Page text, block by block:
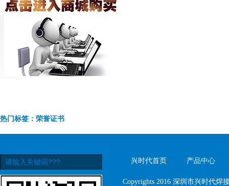
热门标签：荣誉证书
兴时代首页 产品中心
Copyrights 2016 深圳市兴时代焊